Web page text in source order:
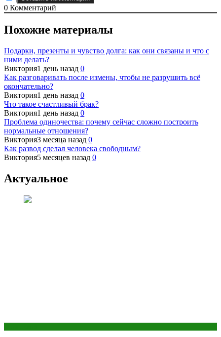
0 Комментарий
Похожие материалы
Подарки, презенты и чувство долга: как они связаны и что с
ними делать?
Виктория1 день назад 0
Как разговаривать после измены, чтобы не разрушить всё
окончательно?
Виктория1 день назад 0
Что такое счастливый брак?
Виктория1 день назад 0
Проблема одиночества: почему сейчас сложно построить
нормальные отношения?
Виктория3 месяца назад 0
Как развод сделал человека свободным?
Виктория5 месяцев назад 0
Актуальное